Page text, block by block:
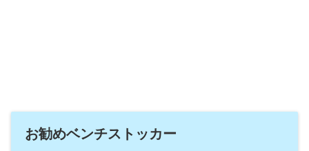
お勧めベンチストッカー